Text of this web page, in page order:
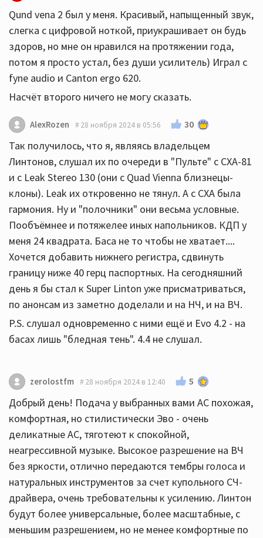
Qund vena 2 был у меня. Красивый, напыщенный звук,
слегка с цифровой ноткой, приукрашивает он будь
здоров, но мне он нравился на протяжении года,
потом я просто устал, без души усилитель) Играл с
fyne audio и Canton ergo 620.
Насчёт второго ничего не могу сказать.
AlexRozen 28 ноября 2024 в 05:56 30
Так получилось, что я, являясь владельцем
Линтонов, слушал их по очереди в "Пульте" с CXA-81
и с Leak Stereo 130 (они с Quad Vienna близнецы-
клоны). Leak их откровенно не тянул. А с CXA была
гармония. Ну и "полочники" они весьма условные.
Пообъёмнее и потяжелее иных напольников. КДП у
меня 24 квадрата. Баса не то чтобы не хватает....
Хочется добавить нижнего регистра, сдвинуть
границу ниже 40 герц паспортных. На сегодняшний
день я бы стал к Super Linton уже присматриваться,
по анонсам из заметно доделали и на НЧ, и на ВЧ.
P.S. слушал одновременно с ними ещё и Evo 4.2 - на
басах лишь "бледная тень". 4.4 не слушал.
zerolostfm 28 ноября 2024 в 12:40 5
Добрый день! Подача у выбранных вами АС похожая,
комфортная, но стилистически Эво - очень
деликатные АС, тяготеют к спокойной,
неагрессивной музыке. Высокое разрешение на ВЧ
без яркости, отлично передаются тембры голоса и
натуральных инструментов за счет купольного СЧ-
драйвера, очень требовательны к усилению. Линтон
будут более универсальные, более масштабные, с
меньшим разрешением, но не менее комфортные по